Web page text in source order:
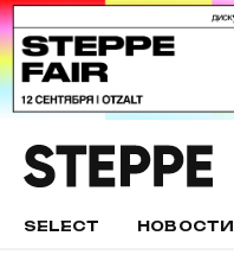
SELECT НОВОСТИ